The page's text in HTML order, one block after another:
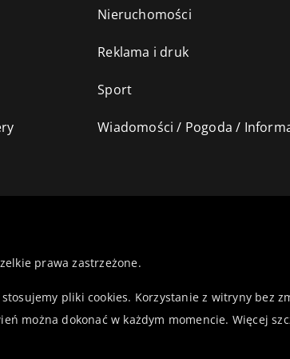
Nieruchomości
Reklama i druk
Sport
Wiadomości / Pogoda /
prawa zastrzeżone.
pliki cookies. Korzystanie z witryny bez
można dokonać w każdym momencie. Więcej